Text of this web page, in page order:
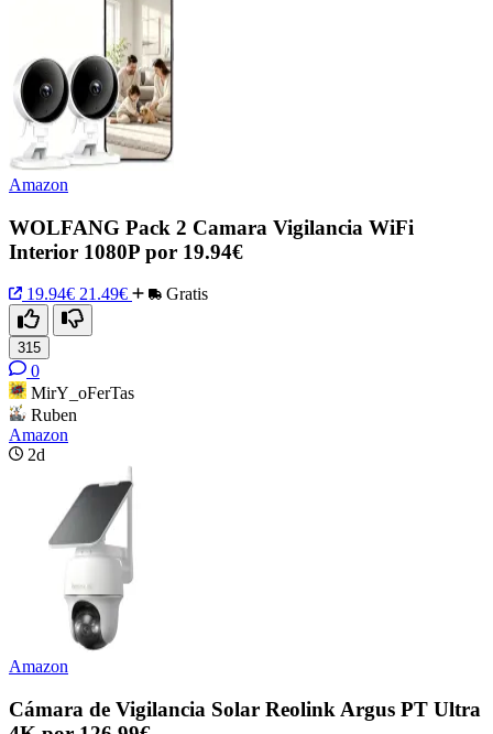
Amazon
WOLFANG Pack 2 Camara Vigilancia WiFi
Interior 1080P por 19.94€
19.94€ 21.49€ Gratis
315
0
MirY_oFerTas
Ruben
Amazon
2d
Amazon
Cámara de Vigilancia Solar Reolink Argus PT Ultra